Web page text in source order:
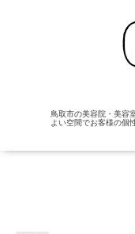
鳥取市の美容院・美容
よい空間でお客様の個